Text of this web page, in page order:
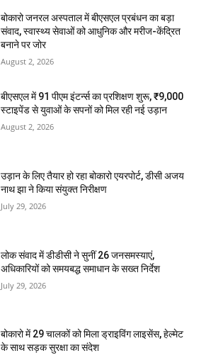
बोकारो जनरल अस्पताल में बीएसएल प्रबंधन का बड़ा
संवाद, स्वास्थ्य सेवाओं को आधुनिक और मरीज-केंद्रित
बनाने पर जोर
August 2, 2026
बीएसएल में 91 पीएम इंटर्न्स का प्रशिक्षण शुरू, ₹9,000
स्टाइपेंड से युवाओं के सपनों को मिल रही नई उड़ान
August 2, 2026
उड़ान के लिए तैयार हो रहा बोकारो एयरपोर्ट, डीसी अजय
नाथ झा ने किया संयुक्त निरीक्षण
July 29, 2026
लोक संवाद में डीडीसी ने सुनीं 26 जनसमस्याएं,
अधिकारियों को समयबद्ध समाधान के सख्त निर्देश
July 29, 2026
बोकारो में 29 चालकों को मिला ड्राइविंग लाइसेंस, हेल्मेट
के साथ सड़क सुरक्षा का संदेश